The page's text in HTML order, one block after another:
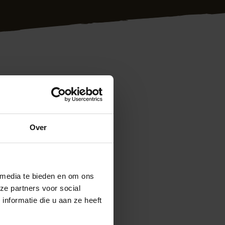
Over
te bieden en om ons
partners voor social
die u aan ze heeft
plaatsen van
gewoon even
vrijblijvend met
Ook
5 minuten kunt